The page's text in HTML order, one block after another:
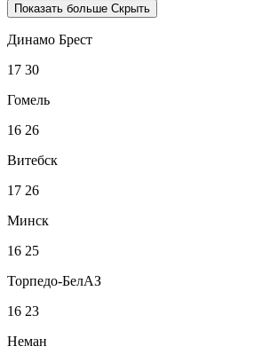
Показать больше Скрыть
Динамо Брест
17 30
Гомель
16 26
Витебск
17 26
Минск
16 25
Торпедо-БелАЗ
16 23
Неман